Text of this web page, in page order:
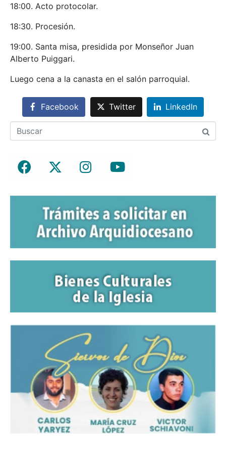
18:00. Acto protocolar.
18:30. Procesión.
19:00. Santa misa, presidida por Monseñor Juan
Alberto Puiggari.
Luego cena a la canasta en el salón parroquial.
Facebook Twitter LinkedIn